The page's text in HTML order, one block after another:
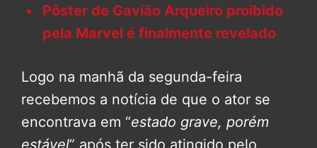
Pôster de Gavião Arqueiro proibido
pela Marvel é finalmente revelado
Logo na manhã da segunda-feira
recebemos a notícia de que o ator se
encontrava em “estado grave, porém
estável” após ter sido atingido pelo